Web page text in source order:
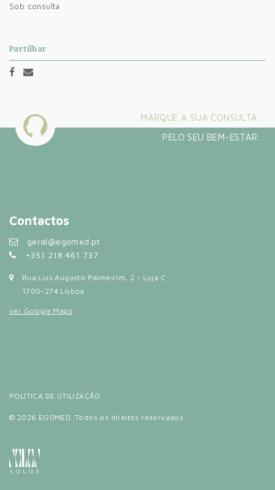
Sob consulta
Partilhar
MARQUE A SUA CONSULTA.
PELO SEU BEM-ESTAR.
Contactos
geral@egomed.pt
+351 218 461 737
Rua Luis Augusto Palmeirim, 2 - Loja C
1700-274 Lisboa
ver Google Maps
POLÍTICA DE UTILIZAÇÃO
© 2026 EGOMED. Todos os direitos reservados.